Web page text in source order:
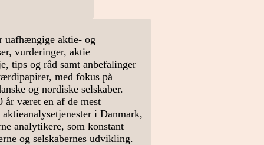
uafhængige aktie- og
vurderinger, aktie
tips og råd samt anbefalinger
med fokus på
og nordiske selskaber.
år været en af de mest
aktieanalysetjenester i Danmark,
analytikere, som konstant
og selskabernes udvikling.